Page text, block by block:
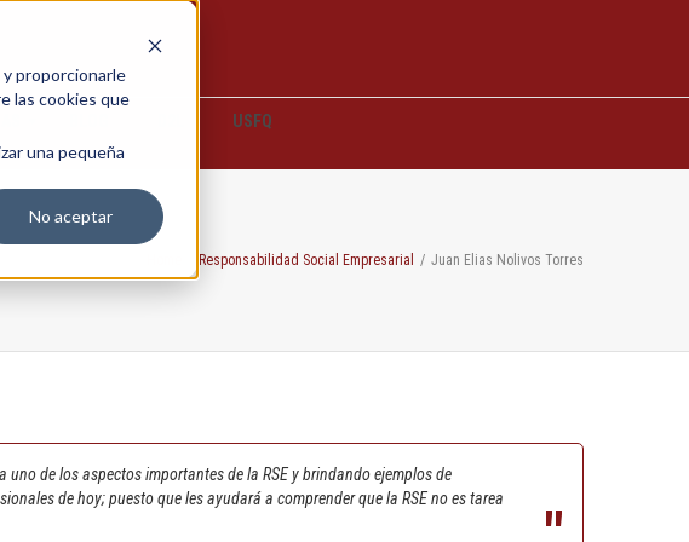
proporcionarle
las cookies que
una pequeña
No aceptar
USFQ
Responsabilidad Social Empresarial / Juan Elias Nolivos Torres
de los aspectos importantes de la RSE y brindando ejemplos de
de hoy; puesto que les ayudará a comprender que la RSE no es tarea